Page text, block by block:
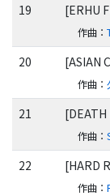
19 [ERHU
作曲 ：
20 [ASIAN
作曲 ：
21 [DEATH
作曲 ：
22 [HARD
作曲 ：